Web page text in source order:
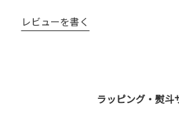
レビューを書く
ラッピング・熨斗